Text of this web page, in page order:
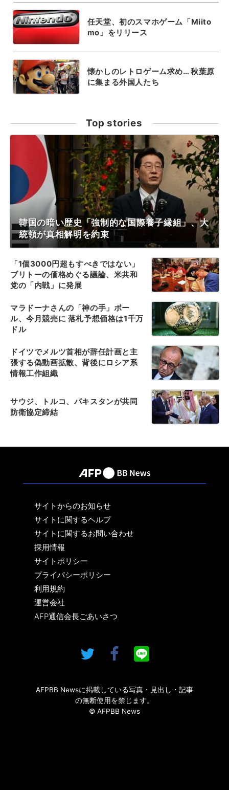
任天堂、初のスマホゲーム「Miito
mo」をリリース
懐かしのレトロゲーム求め… 秋葉原
に集まる外国人たち
Top stories
韓国の暗い歴史「強制的な国際養子縁組」、大
統領が真相解明を約束
「1個3000円超もすべきではない」
ブリトーの価格めぐる議論、米共和
党の「内戦」に発展
マラドーナさんの「神の手」ボー
ル、今月競売に 落札予想価格は1千万
ドル
ドイツでメルツ首相が辞任計画と主
張する偽動画拡散、背後にロシア系
情報工作組織
サウジ、トルコ、パキスタンが共同
防衛協定締結
サイトからのお知らせ
サイトに関するヘルプ
サイトに関するお問い合わせ
採用情報
サイトポリシー
プライバシーポリシー
利用規約
運営会社
AFP通信会長ごあいさつ
AFPBB Newsに掲載している写真・見出し・記事
の無断使用を禁じます。
© AFPBB News